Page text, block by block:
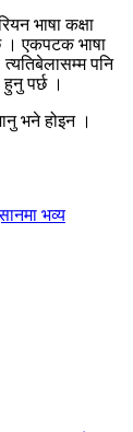
भाषा कक्षा
। एकपटक भाषा
त्यतिबेलासम्म पनि
पर्छ ।
भने होइन ।
भव्य